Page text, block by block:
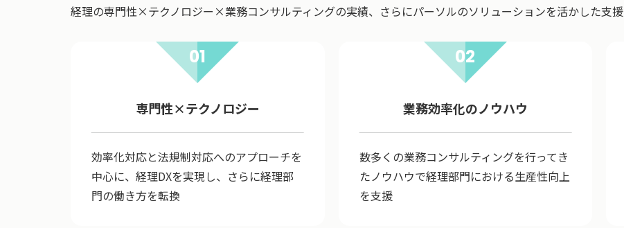
経理の専門性×テクノロジー×業務コンサルティングの実績、さらにパーソルのソリューションを活かした支援
01
専門性×テクノロジー
効率化対応と法規制対応へのアプローチを
中心に、経理DXを実現し、さらに経理部
門の働き方を転換
02
業務効率化のノウハウ
数多くの業務コンサルティングを行ってき
たノウハウで経理部門における生産性向上
を支援